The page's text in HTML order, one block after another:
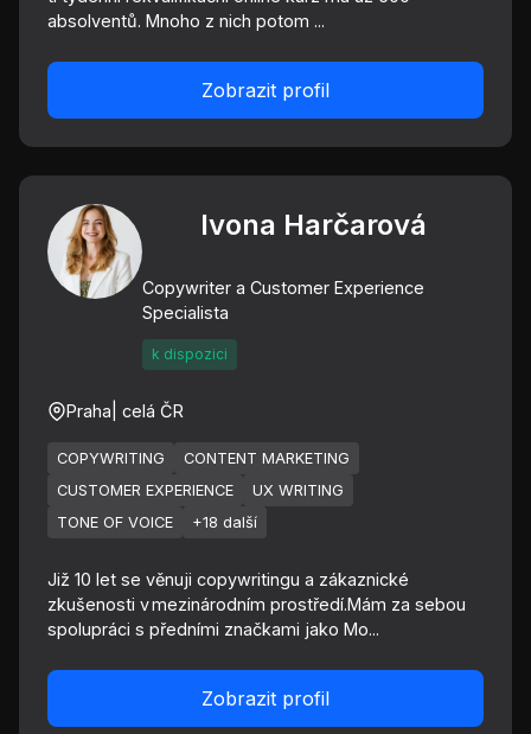
absolventů. Mnoho z nich potom ...
Zobrazit profil
Ivona Harčarová
Copywriter a Customer Experience
Specialista
k dispozici
Praha | celá ČR
COPYWRITING
CONTENT MARKETING
CUSTOMER EXPERIENCE
UX WRITING
TONE OF VOICE
+18 další
Již 10 let se věnuji copywritingu a zákaznické
zkušenosti v mezinárodním prostředí.Mám za sebou
spolupráci s předními značkami jako Mo...
Zobrazit profil